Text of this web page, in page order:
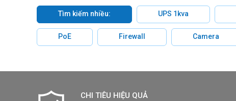
Tìm kiếm nhiều: UPS 1kva
PoE Firewall Camera
CHI TIÊU HIỆU QUẢ